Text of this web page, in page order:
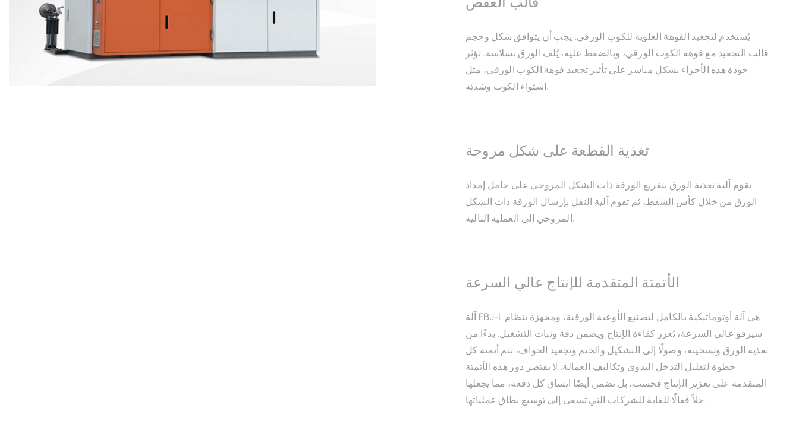
يُستخدم لتجعيد الفوهة العلوية للكوب الورقي. يجب أن يتوافق شكل وحجم
قالب التجعيد مع فوهة الكوب الورقي، وبالضغط عليه، يُلف الورق بسلاسة. تؤثر
جودة هذه الأجزاء بشكل مباشر على تأثير تجعيد فوهة الكوب الورقي، مثل
استواء الكوب وشدته.
تغذية القطعة على شكل مروحة
تقوم آلية تغذية الورق بتفريغ الورقة ذات الشكل المروحي على حامل إمداد
الورق من خلال كأس الشفط، ثم تقوم آلية النقل بإرسال الورقة ذات الشكل
المروحي إلى العملية التالية.
الأتمتة المتقدمة للإنتاج عالي السرعة
آلة FBJ-L هي آلة أوتوماتيكية بالكامل لتصنيع الأوعية الورقية، ومجهزة بنظام
سيرفو عالي السرعة، يُعزز كفاءة الإنتاج ويضمن دقة وثبات التشغيل. بدءًا من
تغذية الورق وتسخينه، وصولًا إلى التشكيل والختم وتجعيد الحواف، تتم أتمتة كل
خطوة لتقليل التدخل اليدوي وتكاليف العمالة. لا يقتصر دور هذه الأتمتة
المتقدمة على تعزيز الإنتاج فحسب، بل تضمن أيضًا اتساق كل دفعة، مما يجعلها
حلاً فعالًا للغاية للشركات التي تسعى إلى توسيع نطاق عملياتها.